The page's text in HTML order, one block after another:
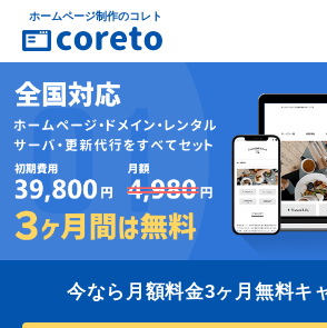
ホームページ制作のコレト
今なら月額料金3ヶ月無料キ